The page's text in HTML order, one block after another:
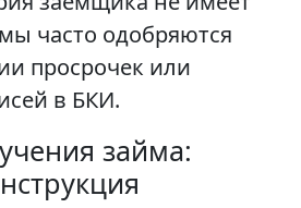
часто одобряются
просрочек или
в БКИ.
займа: